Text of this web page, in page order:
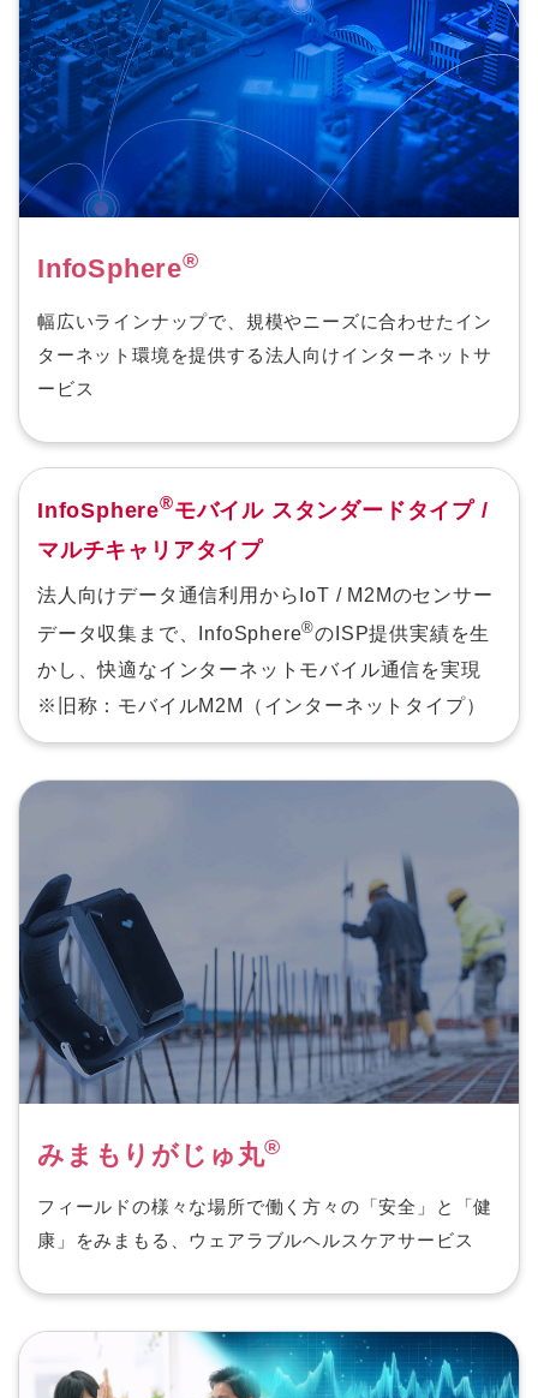
InfoSphere®
幅広いラインナップで、規模やニーズに合わせたイン
ターネット環境を提供する法人向けインターネットサ
ービス
InfoSphere®モバイル スタンダードタイプ /
マルチキャリアタイプ
法人向けデータ通信利用からIoT / M2Mのセンサー
データ収集まで、InfoSphere®のISP提供実績を生
かし、快適なインターネットモバイル通信を実現
※旧称：モバイルM2M（インターネットタイプ）
みまもりがじゅ丸®
フィールドの様々な場所で働く方々の「安全」と「健
康」をみまもる、ウェアラブルヘルスケアサービス